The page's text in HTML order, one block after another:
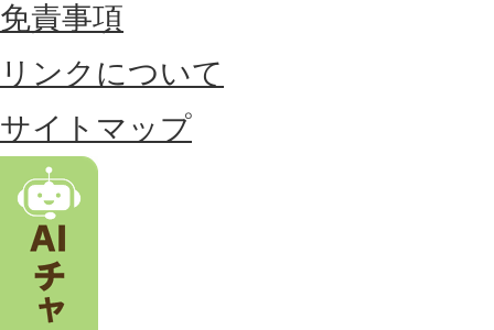
置
す
る
市
。
免責事項
リンクについて
サイトマップ